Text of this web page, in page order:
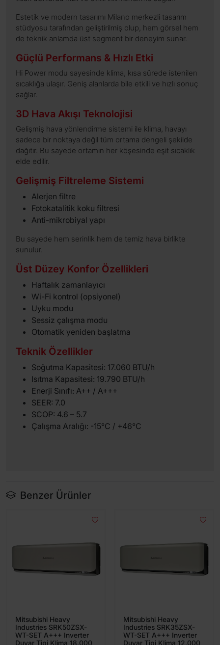
Estetik ve modern tasarımı Milano merkezli tasarım
stüdyosu tarafından geliştirilmiş olup, hem görsel hem
de teknik anlamda üst segment bir deneyim sunar.
Güçlü Performans & Hızlı Etki
Hi Power modu sayesinde klima, kısa sürede istenilen
sıcaklığa ulaşır. Geniş alanlarda bile etkili ve hızlı sonuç
sağlar.
3D Hava Akışı Teknolojisi
Gelişmiş hava yönlendirme sistemi ile klima, havayı
sadece bir noktaya değil tüm ortama dengeli şekilde
dağıtır. Bu sayede ortamın her köşesinde eşit sıcaklık
elde edilir.
Gelişmiş Filtreleme Sistemi
Alerjen filtre
Fotokatalitik koku filtresi
Anti-mikrobiyal yapı
Bu sayede hem serinlik hem de temiz hava birlikte
sunulur.
Üst Düzey Konfor Özellikleri
Haftalık zamanlayıcı
Wi-Fi kontrol (opsiyonel)
Uyku modu
Sessiz çalışma modu
Otomatik yeniden başlatma
Teknik Özellikler
Soğutma Kapasitesi: 17.060 BTU/h
Isıtma Kapasitesi: 19.790 BTU/h
Enerji Sınıfı: A++ / A+++
SEER: 7.0
SCOP: 4.6 – 5.7
Çalışma Aralığı: -15°C / +46°C
Benzer Ürünler
Mitsubishi Heavy
Industries SRK50ZSX-
WT-SET A+++ Inverter
Duvar Tipi Klima 18.000
Mitsubishi Heavy
Industries SRK35ZSX-
WT-SET A+++ Inverter
Duvar Tipi Klima 12.000